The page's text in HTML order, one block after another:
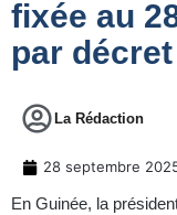
fixée au
par décret
La Rédaction
28 septembre
En Guinée, la